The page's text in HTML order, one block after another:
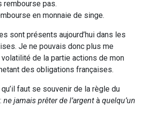
rembourse pas.
en monnaie de singe.
sont présents aujourd’hui dans les
Je ne pouvais donc plus me
de la partie actions de mon
des obligations françaises.
faut se souvenir de la règle du
ne jamais prêter de l’argent à quelqu’un